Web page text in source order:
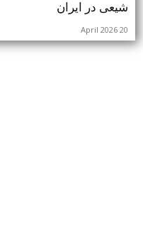
شیعی در ایران
20 April 2026